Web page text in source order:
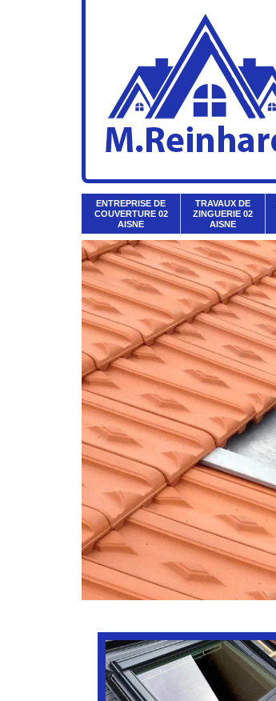
ENTREPRISE DE
COUVERTURE 02
AISNE
TRAVAUX DE
ZINGUERIE 02
AISNE